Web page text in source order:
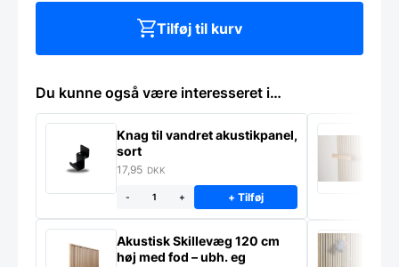
Tilføj til kurv
Du kunne også være interesseret i…
Knag til vandret akustikpanel,
sort
17,95 DKK
- + + Tilføj
Akustisk Skillevæg 120 cm
høj med fod – ubh. eg